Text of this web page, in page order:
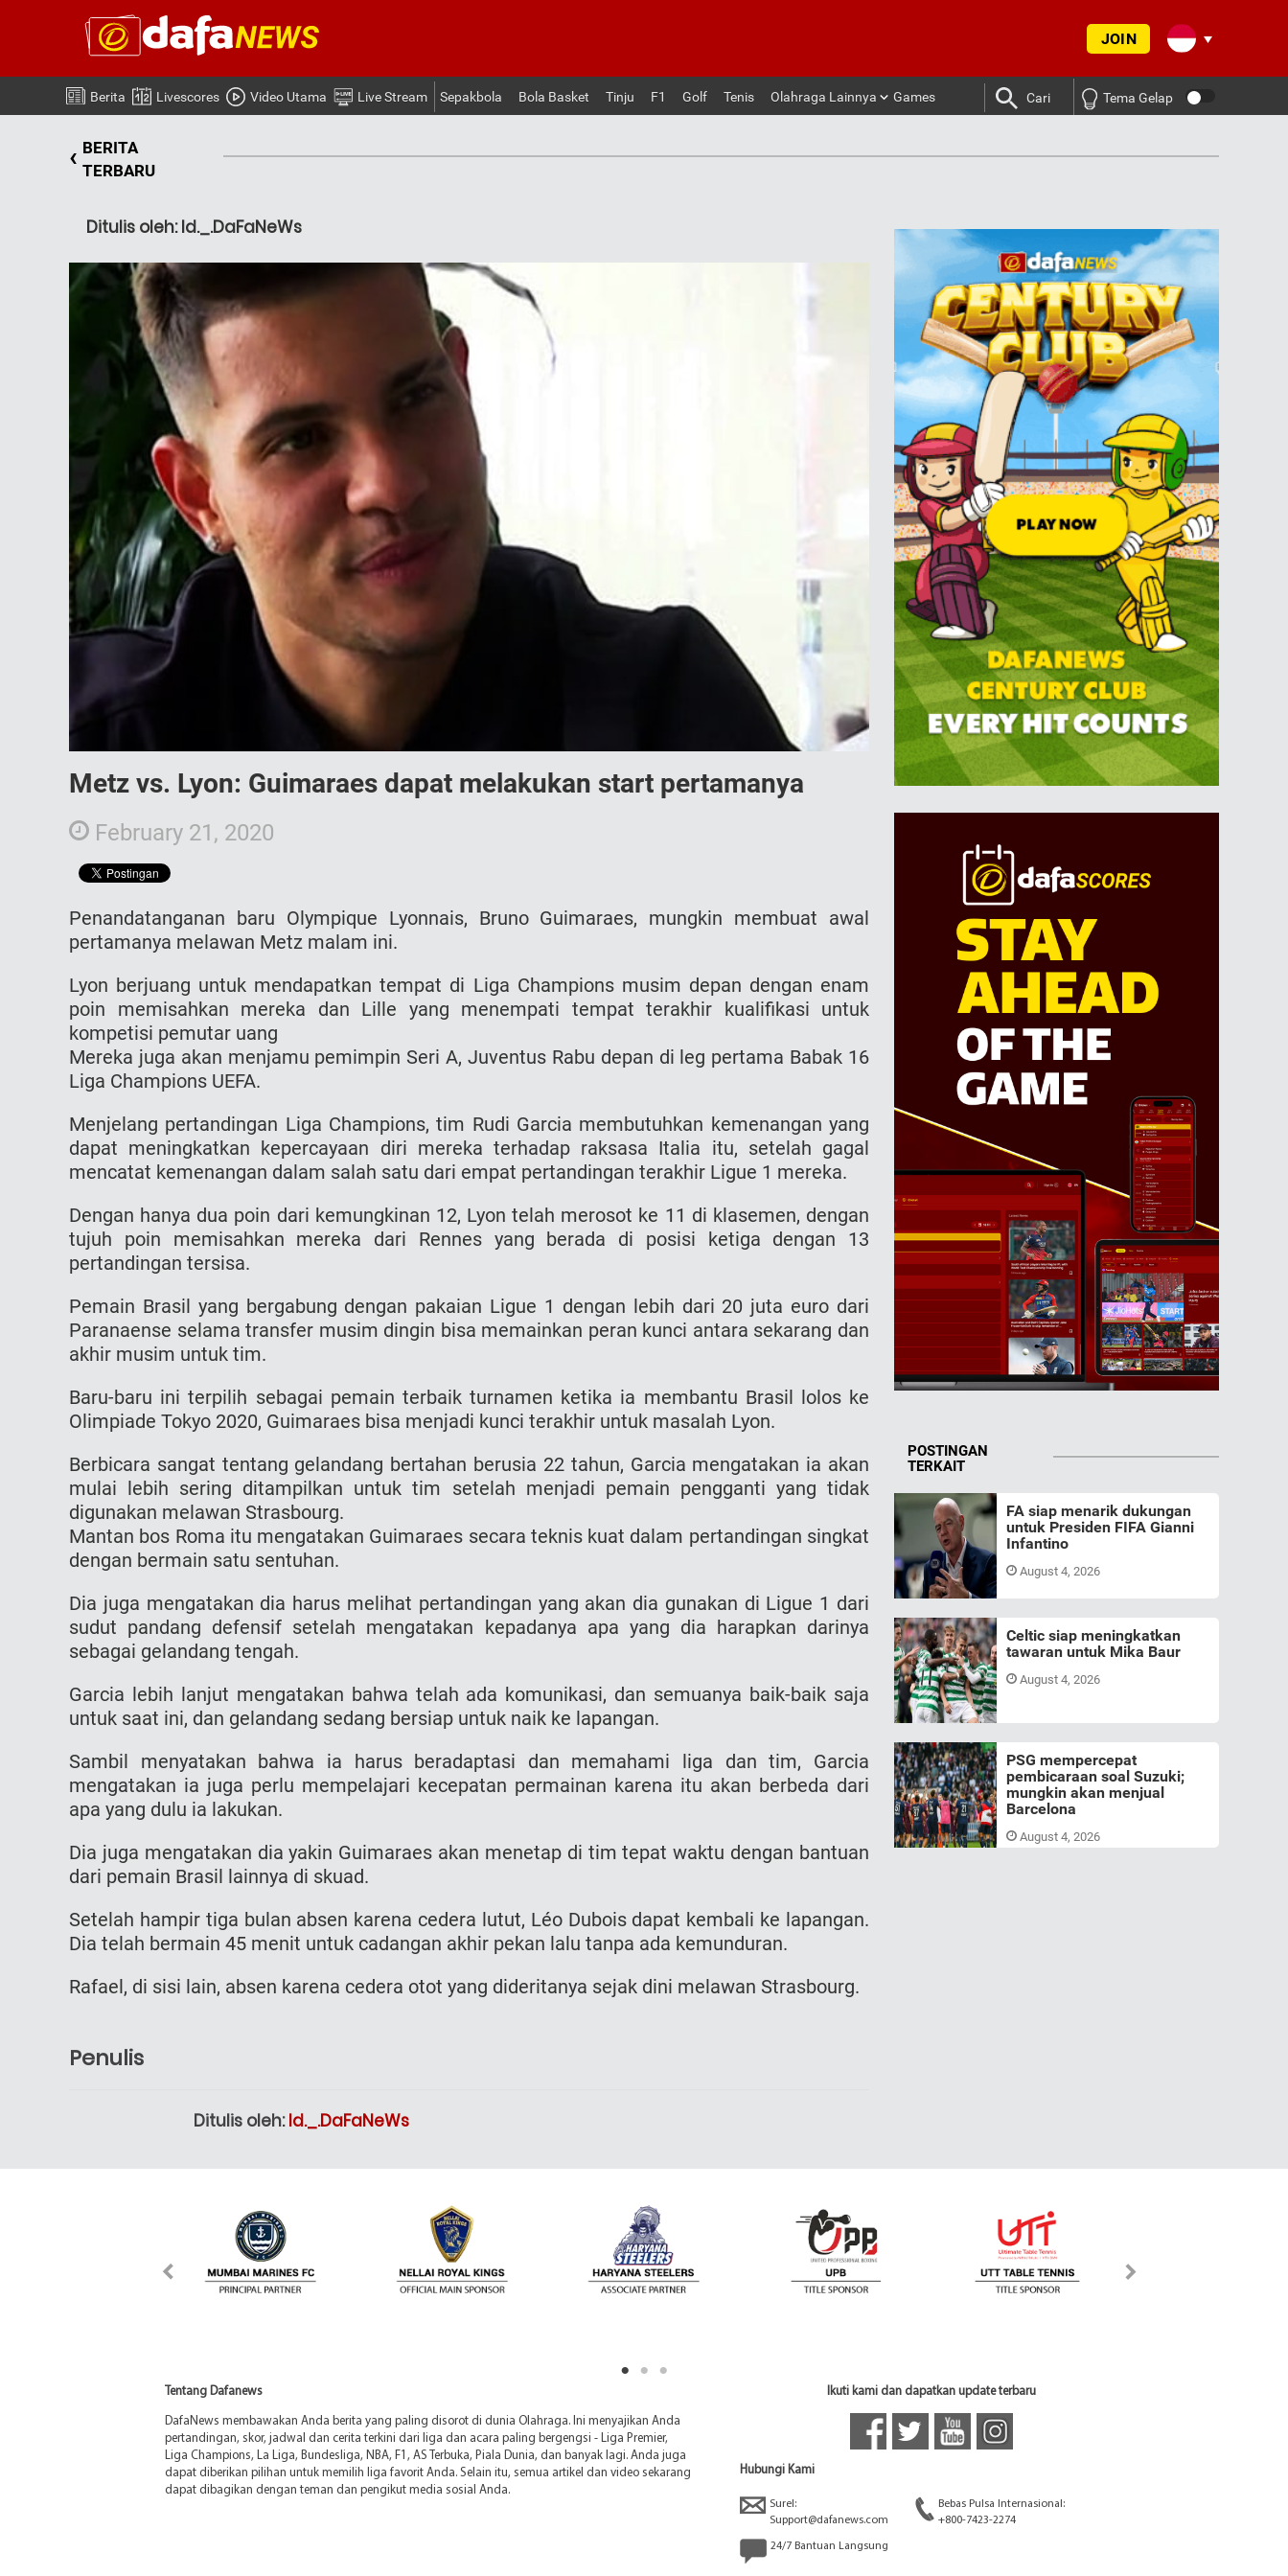
JOIN
Berita Livescores Video Utama Live Stream Sepakbola Bola Basket Tinju F1 Golf Tenis Olahraga Lainnya Games Cari Tema Gelap
‹ BERITA
TERBARU
Ditulis oleh: Id._.DaFaNeWs
Metz vs. Lyon: Guimaraes dapat melakukan start pertamanya
February 21, 2020
Penandatanganan baru Olympique Lyonnais, Bruno Guimaraes, mungkin membuat awal
pertamanya melawan Metz malam ini.
Lyon berjuang untuk mendapatkan tempat di Liga Champions musim depan dengan enam
poin memisahkan mereka dan Lille yang menempati tempat terakhir kualifikasi untuk
kompetisi pemutar uang
Mereka juga akan menjamu pemimpin Seri A, Juventus Rabu depan di leg pertama Babak 16
Liga Champions UEFA.
Menjelang pertandingan Liga Champions, tim Rudi Garcia membutuhkan kemenangan yang
dapat meningkatkan kepercayaan diri mereka terhadap raksasa Italia itu, setelah gagal
mencatat kemenangan dalam salah satu dari empat pertandingan terakhir Ligue 1 mereka.
Dengan hanya dua poin dari kemungkinan 12, Lyon telah merosot ke 11 di klasemen, dengan
tujuh poin memisahkan mereka dari Rennes yang berada di posisi ketiga dengan 13
pertandingan tersisa.
Pemain Brasil yang bergabung dengan pakaian Ligue 1 dengan lebih dari 20 juta euro dari
Paranaense selama transfer musim dingin bisa memainkan peran kunci antara sekarang dan
akhir musim untuk tim.
Baru-baru ini terpilih sebagai pemain terbaik turnamen ketika ia membantu Brasil lolos ke
Olimpiade Tokyo 2020, Guimaraes bisa menjadi kunci terakhir untuk masalah Lyon.
Berbicara sangat tentang gelandang bertahan berusia 22 tahun, Garcia mengatakan ia akan
mulai lebih sering ditampilkan untuk tim setelah menjadi pemain pengganti yang tidak
digunakan melawan Strasbourg.
Mantan bos Roma itu mengatakan Guimaraes secara teknis kuat dalam pertandingan singkat
dengan bermain satu sentuhan.
Dia juga mengatakan dia harus melihat pertandingan yang akan dia gunakan di Ligue 1 dari
sudut pandang defensif setelah mengatakan kepadanya apa yang dia harapkan darinya
sebagai gelandang tengah.
Garcia lebih lanjut mengatakan bahwa telah ada komunikasi, dan semuanya baik-baik saja
untuk saat ini, dan gelandang sedang bersiap untuk naik ke lapangan.
Sambil menyatakan bahwa ia harus beradaptasi dan memahami liga dan tim, Garcia
mengatakan ia juga perlu mempelajari kecepatan permainan karena itu akan berbeda dari
apa yang dulu ia lakukan.
Dia juga mengatakan dia yakin Guimaraes akan menetap di tim tepat waktu dengan bantuan
dari pemain Brasil lainnya di skuad.
Setelah hampir tiga bulan absen karena cedera lutut, Léo Dubois dapat kembali ke lapangan.
Dia telah bermain 45 menit untuk cadangan akhir pekan lalu tanpa ada kemunduran.
Rafael, di sisi lain, absen karena cedera otot yang dideritanya sejak dini melawan Strasbourg.
Penulis
Ditulis oleh:Id._.DaFaNeWs
POSTINGAN
TERKAIT
FA siap menarik dukungan
untuk Presiden FIFA Gianni
Infantino
August 4, 2026
Celtic siap meningkatkan
tawaran untuk Mika Baur
August 4, 2026
PSG mempercepat
pembicaraan soal Suzuki;
mungkin akan menjual
Barcelona
August 4, 2026
Tentang Dafanews
DafaNews membawakan Anda berita yang paling disorot di dunia Olahraga. Ini menyajikan Anda
pertandingan, skor, jadwal dan cerita terkini dari liga dan acara paling bergengsi - Liga Premier,
Liga Champions, La Liga, Bundesliga, NBA, F1, AS Terbuka, Piala Dunia, dan banyak lagi. Anda juga
dapat diberikan pilihan untuk memilih liga favorit Anda. Selain itu, semua artikel dan video sekarang
dapat dibagikan dengan teman dan pengikut media sosial Anda.
Ikuti kami dan dapatkan update terbaru
Hubungi Kami
Surel:
Support@dafanews.com
Bebas Pulsa Internasional:
+800-7423-2274
24/7 Bantuan Langsung